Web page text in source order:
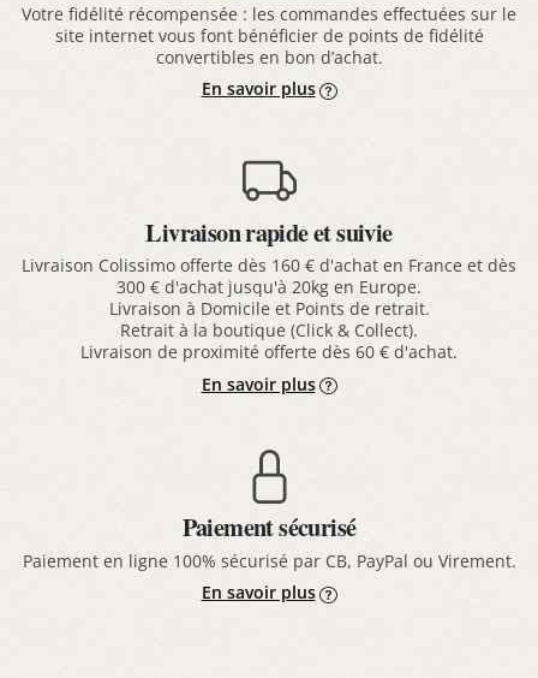
Votre fidélité récompensée : les commandes effectuées sur le
site internet vous font bénéficier de points de fidélité
convertibles en bon d’achat.
En savoir plus
Livraison rapide et suivie
Livraison Colissimo offerte dès 160 € d'achat en France et dès
300 € d'achat jusqu'à 20kg en Europe.
Livraison à Domicile et Points de retrait.
Retrait à la boutique (Click & Collect).
Livraison de proximité offerte dès 60 € d'achat.
En savoir plus
Paiement sécurisé
Paiement en ligne 100% sécurisé par CB, PayPal ou Virement.
En savoir plus